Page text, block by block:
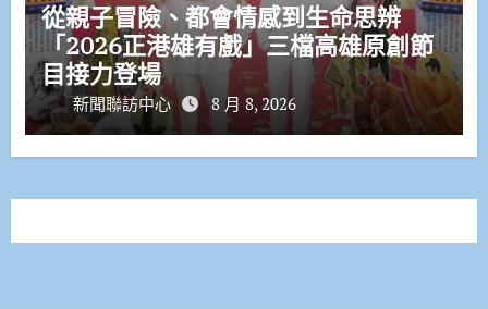
從親子冒險、都會情感到生命思辨
「2026正港雄有戲」三檔高雄原創節
目接力登場
新聞聯訪中心 8 月 8, 2026